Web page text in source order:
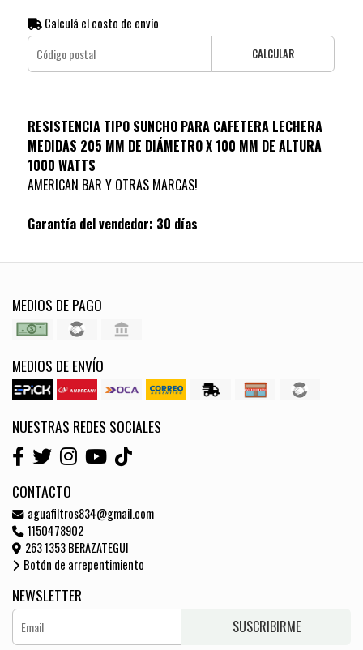
Calculá el costo de envío
CALCULAR
RESISTENCIA TIPO SUNCHO PARA CAFETERA LECHERA
MEDIDAS 205 MM DE DIÁMETRO X 100 MM DE ALTURA
1000 WATTS
AMERICAN BAR Y OTRAS MARCAS!
Garantía del vendedor: 30 días
MEDIOS DE PAGO
MEDIOS DE ENVÍO
NUESTRAS REDES SOCIALES
CONTACTO
aguafiltros834@gmail.com
1150478902
263 1353 BERAZATEGUI
Botón de arrepentimiento
NEWSLETTER
SUSCRIBIRME